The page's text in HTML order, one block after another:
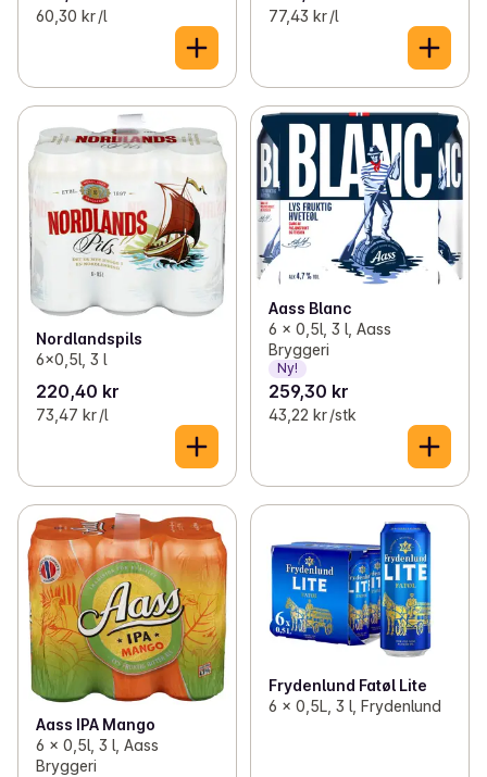
60,30 kr /l 77,43 kr /l
Nordlandspils
6x0,5l, 3 l
220,40 kr
73,47 kr /l
Aass Blanc
6 x 0,5l, 3 l, Aass
Bryggeri
Ny!
259,30 kr
43,22 kr /stk
Aass IPA Mango
6 x 0,5l, 3 l, Aass
Bryggeri
Frydenlund Fatøl Lite
6 x 0,5L, 3 l, Frydenlund